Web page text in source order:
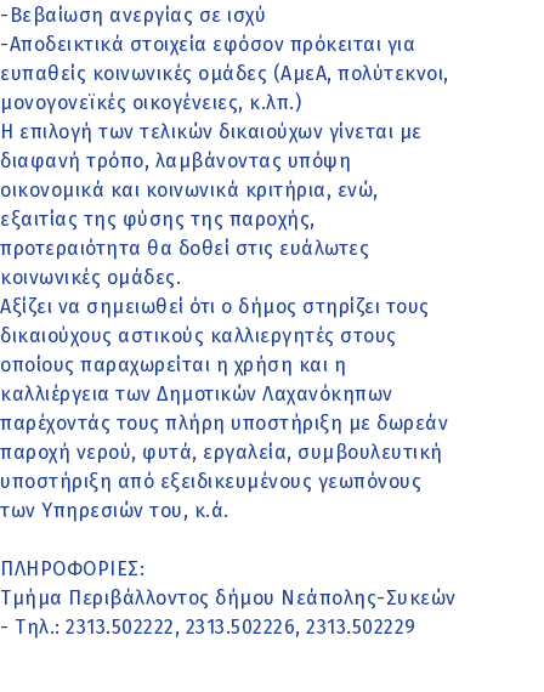
-Βεβαίωση ανεργίας σε ισχύ
-Αποδεικτικά στοιχεία εφόσον πρόκειται για
ευπαθείς κοινωνικές ομάδες (ΑμεΑ, πολύτεκνοι,
μονογονεϊκές οικογένειες, κ.λπ.)
Η επιλογή των τελικών δικαιούχων γίνεται με
διαφανή τρόπο, λαμβάνοντας υπόψη
οικονομικά και κοινωνικά κριτήρια, ενώ,
εξαιτίας της φύσης της παροχής,
προτεραιότητα θα δοθεί στις ευάλωτες
κοινωνικές ομάδες.
Αξίζει να σημειωθεί ότι ο δήμος στηρίζει τους
δικαιούχους αστικούς καλλιεργητές στους
οποίους παραχωρείται η χρήση και η
καλλιέργεια των Δημοτικών Λαχανόκηπων
παρέχοντάς τους πλήρη υποστήριξη με δωρεάν
παροχή νερού, φυτά, εργαλεία, συμβουλευτική
υποστήριξη από εξειδικευμένους γεωπόνους
των Υπηρεσιών του, κ.ά.
ΠΛΗΡΟΦΟΡΙΕΣ:
Τμήμα Περιβάλλοντος δήμου Νεάπολης-Συκεών
- Τηλ.: 2313.502222, 2313.502226, 2313.502229